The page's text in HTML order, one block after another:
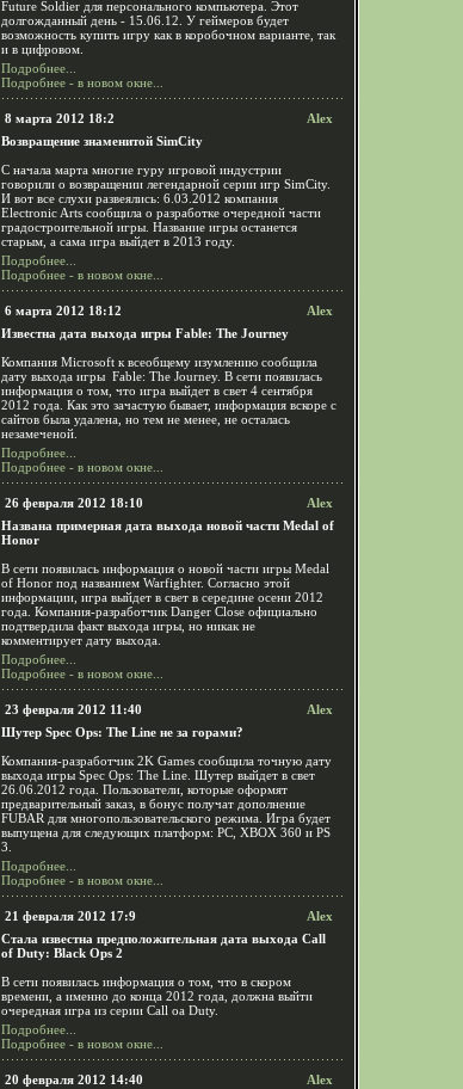
Future Soldier для персонального компьютера. Этот
долгожданный день - 15.06.12. У геймеров будет
возможность купить игру как в коробочном варианте, так
и в цифровом.
Подробнее...
Подробнее - в новом окне...
8 марта 2012 18:2
Alex
Возвращение знаменитой SimCity
С начала марта многие гуру игровой индустрии
говорили о возвращении легендарной серии игр SimCity.
И вот все слухи развеялись: 6.03.2012 компания
Electronic Arts сообщила о разработке очередной части
градостроительной игры. Название игры останется
старым, а сама игра выйдет в 2013 году.
Подробнее...
Подробнее - в новом окне...
6 марта 2012 18:12
Alex
Известна дата выхода игры Fable: The Journey
Компания Microsoft к всеобщему изумлению сообщила
дату выхода игры Fable: The Journey. В сети появилась
информация о том, что игра выйдет в свет 4 сентября
2012 года. Как это зачастую бывает, информация вскоре с
сайтов была удалена, но тем не менее, не осталась
незамеченой.
Подробнее...
Подробнее - в новом окне...
26 февраля 2012 18:10
Alex
Названа примерная дата выхода новой части Medal of
Honor
В сети появилась информация о новой части игры Medal
of Honor под названием Warfighter. Согласно этой
информации, игра выйдет в свет в середине осени 2012
года. Компания-разработчик Danger Close официально
подтвердила факт выхода игры, но никак не
комментирует дату выхода.
Подробнее...
Подробнее - в новом окне...
23 февраля 2012 11:40
Alex
Шутер Spec Ops: The Line не за горами?
Компания-разработчик 2K Games сообщила точную дату
выхода игры Spec Ops: The Line. Шутер выйдет в свет
26.06.2012 года. Пользователи, которые оформят
предварительный заказ, в бонус получат дополнение
FUBAR для многопользовательского режима. Игра будет
выпущена для следующих платформ: PC, XBOX 360 и PS
3.
Подробнее...
Подробнее - в новом окне...
21 февраля 2012 17:9
Alex
Стала известна предположительная дата выхода Call
of Duty: Black Ops 2
В сети появилась информация о том, что в скором
времени, а именно до конца 2012 года, должна выйти
очередная игра из серии Call oа Duty.
Подробнее...
Подробнее - в новом окне...
20 февраля 2012 14:40
Alex